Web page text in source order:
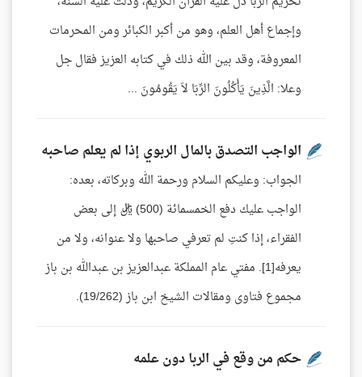
وإجماع أهل العلم، وهو من أكبر الكبائر ومن المحرمات
المعروفة، وقد بين الله ذلك في كتابه العزيز فقال جل
وعلا: الَّذِينَ يَأْكُلُونَ الرِّبَا لاَ يَقُومُونَ ...
الواجب التصدق بالمال الربوي إذا لم يعلم صاحبه
الجواب: وعليكم السلام ورحمة الله وبركاته، بعده:
الواجب عليك دفع الخمسمائة (500) ريال إلى بعض
الفقراء، إذا كنتِ لم تعرفي صاحبها ولا عنوانه، ولا من
يعرفه[1]. مفتي عام المملكة عبدالعزيز بن عبدالله بن باز
مجموع فتاوى ومقالات الشيخ ابن باز (19/262).
حكم من وقع في الربا دون علمه